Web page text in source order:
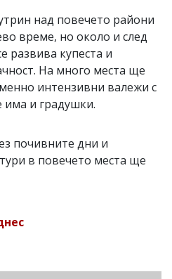
над повечето райони
време, но около и след
развива купеста и
На много места ще
интензивни валежи с
и градушки.
почивните дни и
в повечето места ще